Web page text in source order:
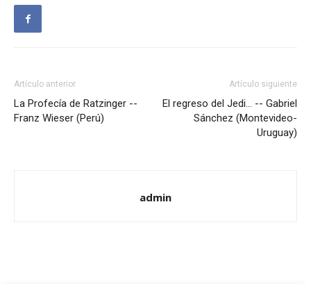
Artículo anterior
La Profecía de Ratzinger --
Franz Wieser (Perú)
Artículo siguiente
El regreso del Jedi… -- Gabriel
Sánchez (Montevideo-
Uruguay)
admin